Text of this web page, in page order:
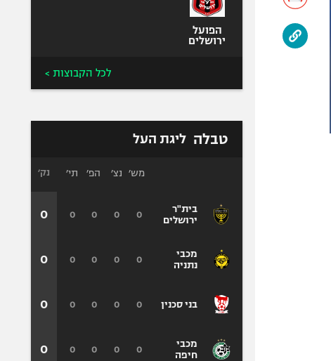
הפועל
ירושלים
לכל הקבוצות >
טבלה ליגת העל
בית"ר
ירושלים
מכבי
נתניה
בני סכנין
מכבי
חיפה
מש׳ נצ׳ הפ׳ תי׳
0
0
0
0
0
0
0
0
0
0
0
0
0
0
0
0
נק׳
0
0
0
0